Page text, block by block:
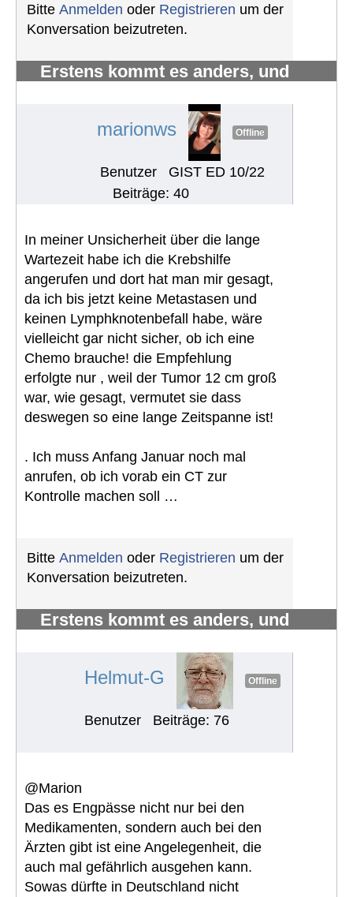
Bitte Anmelden oder Registrieren um der
Konversation beizutreten.
Erstens kommt es anders, und
marionws Offline
Benutzer
GIST ED 10/22
Beiträge: 40
In meiner Unsicherheit über die lange
Wartezeit habe ich die Krebshilfe
angerufen und dort hat man mir gesagt,
da ich bis jetzt keine Metastasen und
keinen Lymphknotenbefall habe, wäre
vielleicht gar nicht sicher, ob ich eine
Chemo brauche! die Empfehlung
erfolgte nur , weil der Tumor 12 cm groß
war, wie gesagt, vermutet sie dass
deswegen so eine lange Zeitspanne ist!
. Ich muss Anfang Januar noch mal
anrufen, ob ich vorab ein CT zur
Kontrolle machen soll …
Bitte Anmelden oder Registrieren um der
Konversation beizutreten.
Erstens kommt es anders, und
Helmut-G Offline
Benutzer Beiträge: 76
@Marion
Das es Engpässe nicht nur bei den
Medikamenten, sondern auch bei den
Ärzten gibt ist eine Angelegenheit, die
auch mal gefährlich ausgehen kann.
Sowas dürfte in Deutschland nicht